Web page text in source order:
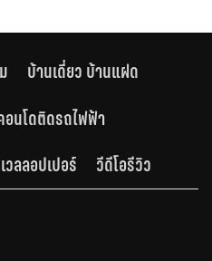
บ้านเดี่ยว บ้านแฝด
อนโดติดรถไฟฟ้า
วลลอปเปอร์ วีดีโอรีวิว